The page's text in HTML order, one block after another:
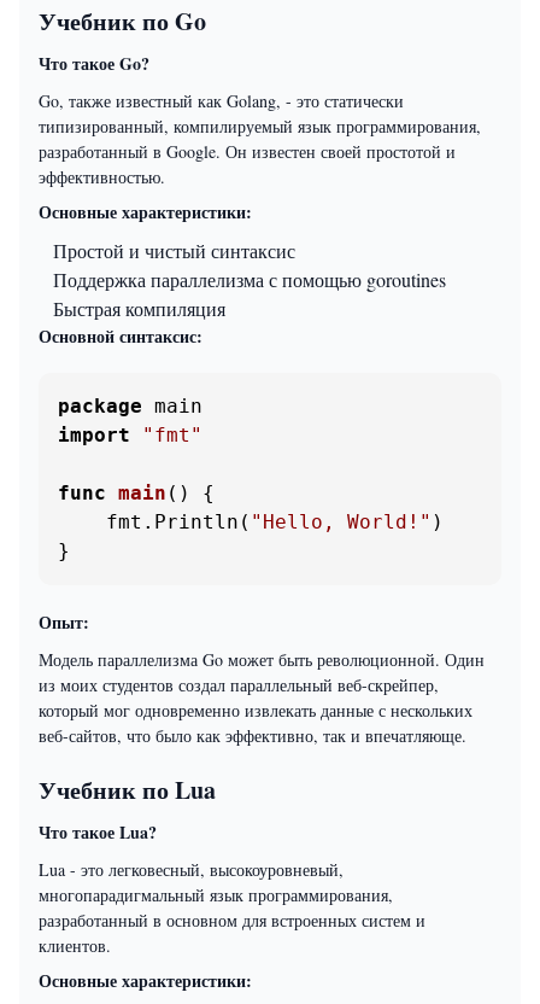
Учебник по Go
Что такое Go?
Go, также известный как Golang, - это статически
типизированный, компилируемый язык программирования,
разработанный в Google. Он известен своей простотой и
эффективностью.
Основные характеристики:
Простой и чистый синтаксис
Поддержка параллелизма с помощью goroutines
Быстрая компиляция
Основной синтаксис:
package
import
"fmt"
func main ()
{
    fmt.Println(
"Hello, World!" )
}
Опыт:
Модель параллелизма Go может быть революционной. Один
из моих студентов создал параллельный веб-скрейпер,
который мог одновременно извлекать данные с нескольких
веб-сайтов, что было как эффективно, так и впечатляюще.
Учебник по Lua
Что такое Lua?
Lua - это легковесный, высокоуровневый,
многопарадигмальный язык программирования,
разработанный в основном для встроенных систем и
клиентов.
Основные характеристики: